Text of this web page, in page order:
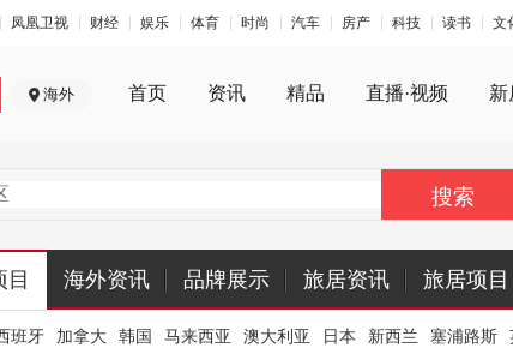
凤凰卫视 财经 娱乐 体育 时尚 汽车 房产 科技 读书 文
海外 首页 资讯 精品 直播·视频 新
搜索
海外资讯 品牌展示 旅居资讯 旅居项目
班牙 加拿大 韩国 马来西亚 澳大利亚 日本 新西兰 塞浦路斯